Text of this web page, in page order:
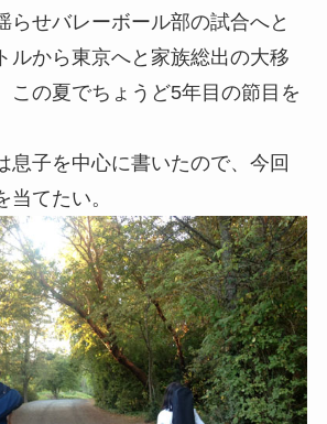
らせバレーボール部の試合へと
ルから東京へと家族総出の大移
この夏でちょうど5年目の節目を
息子を中心に書いたので、今回
当てたい。